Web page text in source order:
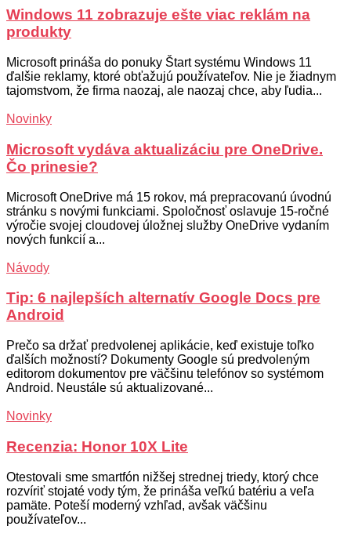
Windows 11 zobrazuje ešte viac reklám na
produkty
Microsoft prináša do ponuky Štart systému Windows 11
ďalšie reklamy, ktoré obťažujú používateľov. Nie je žiadnym
tajomstvom, že firma naozaj, ale naozaj chce, aby ľudia...
Novinky
Microsoft vydáva aktualizáciu pre OneDrive.
Čo prinesie?
Microsoft OneDrive má 15 rokov, má prepracovanú úvodnú
stránku s novými funkciami. Spoločnosť oslavuje 15-ročné
výročie svojej cloudovej úložnej služby OneDrive vydaním
nových funkcií a...
Návody
Tip: 6 najlepších alternatív Google Docs pre
Android
Prečo sa držať predvolenej aplikácie, keď existuje toľko
ďalších možností? Dokumenty Google sú predvoleným
editorom dokumentov pre väčšinu telefónov so systémom
Android. Neustále sú aktualizované...
Novinky
Recenzia: Honor 10X Lite
Otestovali sme smartfón nižšej strednej triedy, ktorý chce
rozvíriť stojaté vody tým, že prináša veľkú batériu a veľa
pamäte. Poteší moderný vzhľad, avšak väčšinu
používateľov...